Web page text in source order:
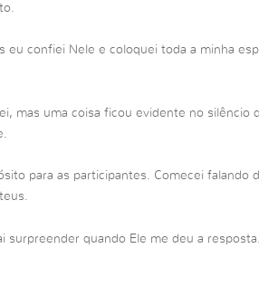
eu confiei Nele e coloquei toda a minha
mas uma coisa ficou evidente no silêncio
para as participantes. Comecei falando
surpreender quando Ele me deu a resposta.